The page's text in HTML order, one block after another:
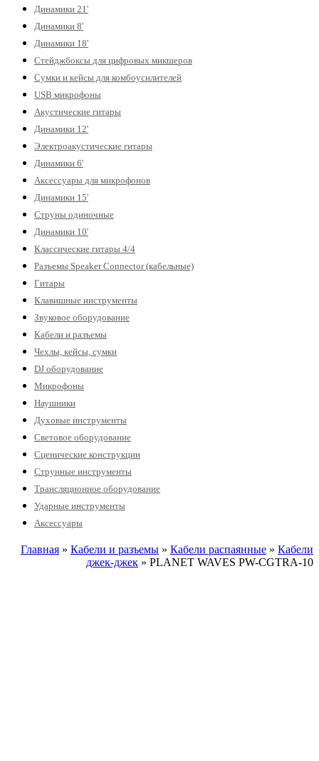
Динамики 21'
Динамики 8'
Динамики 18'
Стейджбоксы для цифровых микшеров
Сумки и кейсы для комбоусилителей
USB микрофоны
Акустические гитары
Динамики 12'
Электроакустические гитары
Динамики 6'
Аксессуары для микрофонов
Динамики 15'
Струны одиночные
Динамики 10'
Классические гитары 4/4
Разъемы Speaker Connector (кабельные)
Гитары
Клавишные инструменты
Звуковое оборудование
Кабели и разъемы
Чехлы, кейсы, сумки
DJ оборудование
Микрофоны
Наушники
Духовые инструменты
Световое оборудование
Сценические конструкции
Струнные инструменты
Трансляционное оборудование
Ударные инструменты
Аксессуары
Главная » Кабели и разъемы » Кабели распаянные » Кабели
джек-джек » PLANET WAVES PW-CGTRA-10